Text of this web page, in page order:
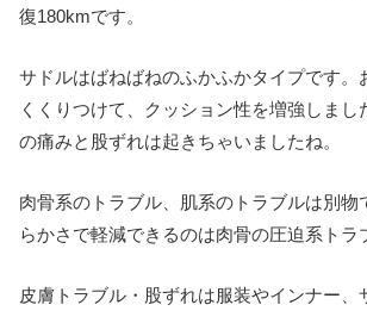
復180kmです。
サドルはばねばねのふかふかタイプです。
くくりつけて、クッション性を増強しまし
の痛みと股ずれは起きちゃいましたね。
肉骨系のトラブル、肌系のトラブルは別物
らかさで軽減できるのは肉骨の圧迫系トラ
皮膚トラブル・股ずれは服装やインナー、